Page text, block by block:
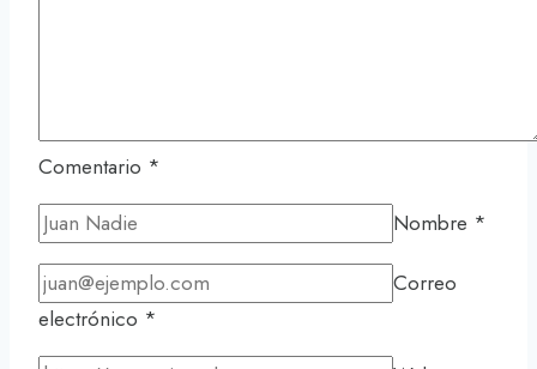
Comentario *
Nombre *
Correo
electrónico *